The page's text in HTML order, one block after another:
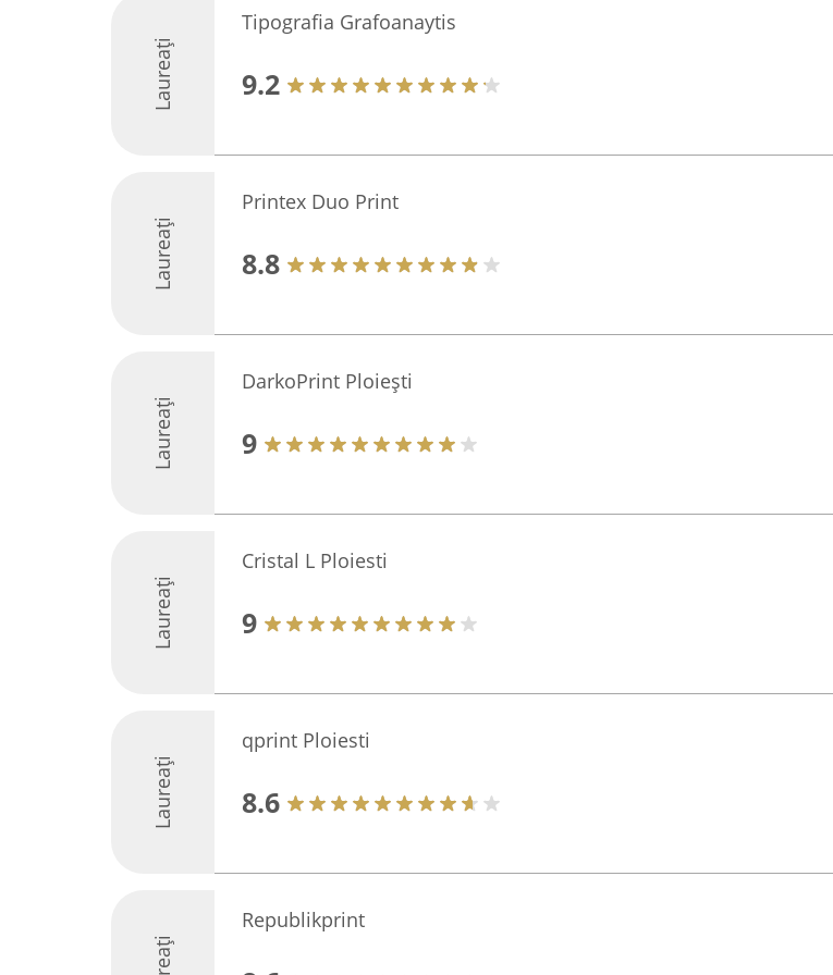
Laureați
Tipografia Grafoanaytis
9.2
Laureați
Printex Duo Print
8.8
Laureați
DarkoPrint Ploiești
9
Laureați
Cristal L Ploiesti
9
Laureați
qprint Ploiesti
8.6
Republikprint